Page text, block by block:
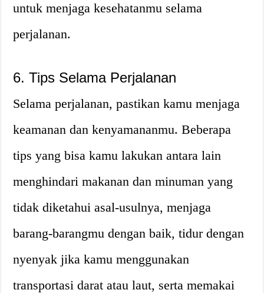
untuk menjaga kesehatanmu selama
perjalanan.
6. Tips Selama Perjalanan
Selama perjalanan, pastikan kamu menjaga
keamanan dan kenyamananmu. Beberapa
tips yang bisa kamu lakukan antara lain
menghindari makanan dan minuman yang
tidak diketahui asal-usulnya, menjaga
barang-barangmu dengan baik, tidur dengan
nyenyak jika kamu menggunakan
transportasi darat atau laut, serta memakai